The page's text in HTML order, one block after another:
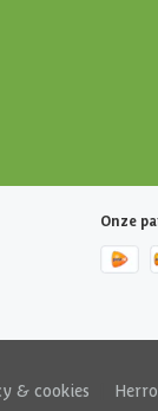
Onze
& cookies